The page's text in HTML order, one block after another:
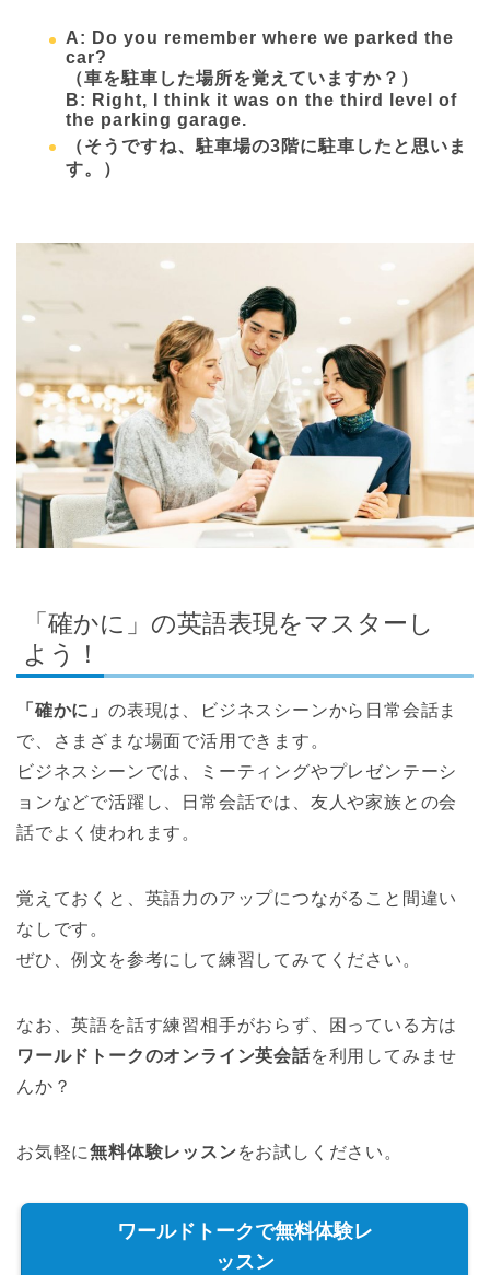
A: Do you remember where we parked the
car?
（車を駐車した場所を覚えていますか？）
B: Right, I think it was on the third level of
the parking garage.
（そうですね、駐車場の3階に駐車したと思いま
す。）
「確かに」の英語表現をマスターし
よう！
「確かに」 の表現は、ビジネスシーンから日常会話ま
で、さまざまな場面で活用できます。
ビジネスシーンでは、ミーティングやプレゼンテーシ
ョンなどで活躍し、日常会話では、友人や家族との会
話でよく使われます。
覚えておくと、英語力のアップにつながること間違い
なしです。
ぜひ、例文を参考にして練習してみてください。
なお、英語を話す練習相手がおらず、困っている方は
ワールドトークのオンライン英会話を利用してみませ
んか？
お気軽に無料体験レッスンをお試しください。
ワールドトークで無料体験レ
ッスン